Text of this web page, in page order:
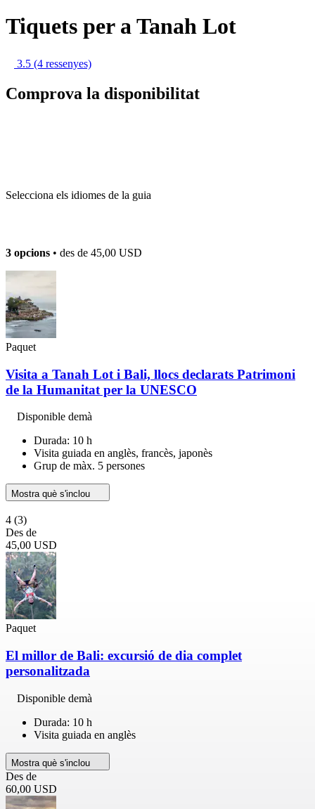
Tiquets per a Tanah Lot
3.5 (4 ressenyes)
Comprova la disponibilitat
Selecciona els idiomes de la guia
3 opcions • des de 45,00 USD
Paquet
Visita a Tanah Lot i Bali, llocs declarats Patrimoni
de la Humanitat per la UNESCO
Disponible demà
Durada: 10 h
Visita guiada en anglès, francès, japonès
Grup de màx. 5 persones
Mostra què s'inclou
4 (3)
Des de
45,00 USD
Paquet
El millor de Bali: excursió de dia complet
personalitzada
Disponible demà
Durada: 10 h
Visita guiada en anglès
Mostra què s'inclou
Des de
60,00 USD